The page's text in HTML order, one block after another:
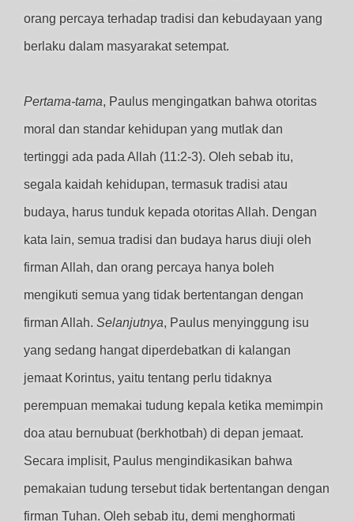
orang percaya terhadap tradisi dan kebudayaan yang
berlaku dalam masyarakat setempat.
Pertama-tama, Paulus mengingatkan bahwa otoritas
moral dan standar kehidupan yang mutlak dan
tertinggi ada pada Allah (11:2-3). Oleh sebab itu,
segala kaidah kehidupan, termasuk tradisi atau
budaya, harus tunduk kepada otoritas Allah. Dengan
kata lain, semua tradisi dan budaya harus diuji oleh
firman Allah, dan orang percaya hanya boleh
mengikuti semua yang tidak bertentangan dengan
firman Allah. Selanjutnya, Paulus menyinggung isu
yang sedang hangat diperdebatkan di kalangan
jemaat Korintus, yaitu tentang perlu tidaknya
perempuan memakai tudung kepala ketika memimpin
doa atau bernubuat (berkhotbah) di depan jemaat.
Secara implisit, Paulus mengindikasikan bahwa
pemakaian tudung tersebut tidak bertentangan dengan
firman Tuhan. Oleh sebab itu, demi menghormati